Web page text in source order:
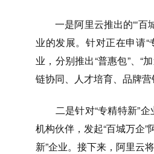
一是阿里云推出的“‘百
业的发展。针对正在申请“
业，分别推出“普惠包”、“
链协同、人才培育、品牌营
二是针对“专精特新”企
机构伙伴，发起“百城万企
新”企业。接下来，阿里云